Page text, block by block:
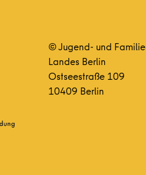
© Jugend- und
Landes Berlin
Ostseestraße 109
10409 Berlin